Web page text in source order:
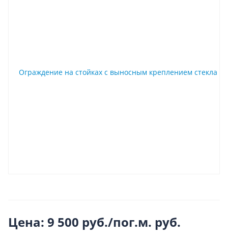
Цена: 9 500 руб./пог.м. руб.